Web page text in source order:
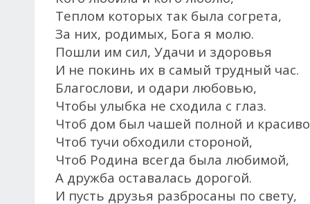
Теплом которых так была согрета,
За них, родимых, Бога я молю.
Пошли им сил, Удачи и здоровья
И не покинь их в самый трудный час.
Благослови, и одари любовью,
Чтобы улыбка не сходила с глаз.
Чтоб дом был чашей полной и
Чтоб тучи обходили стороной,
Чтоб Родина всегда была любимой,
А дружба оставалась дорогой.
И пусть друзья разбросаны по свету,